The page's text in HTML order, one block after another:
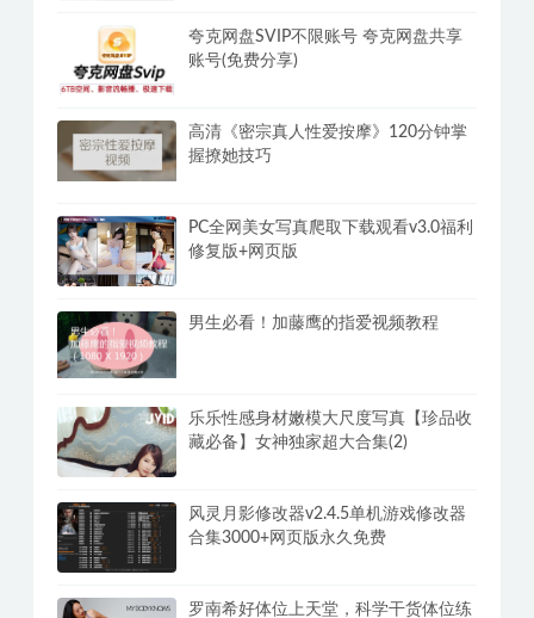
夸克网盘SVIP不限账号 夸克网盘共享
账号(免费分享)
高清《密宗真人性爱按摩》120分钟掌
握撩她技巧
PC全网美女写真爬取下载观看v3.0福利
修复版+网页版
男生必看！加藤鹰的指爱视频教程
乐乐性感身材嫩模大尺度写真【珍品收
藏必备】女神独家超大合集(2)
风灵月影修改器v2.4.5单机游戏修改器
合集3000+网页版永久免费
罗南希好体位上天堂，科学干货体位练